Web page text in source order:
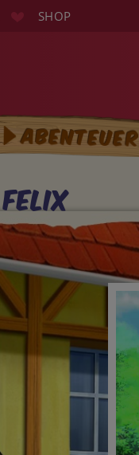
SHOP
Abenteuer
Felix